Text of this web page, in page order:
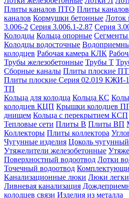
Плиты каналов ПТО Плиты
каналов Кормушки бетонные Лоток
3.006-2 Серия 3.006.1-2.87 Серия
Колодцы Кольца опорные
Колодцы водосточные
колодцев Рабочая камера КЛК
Трубы железобетонные Трубы Т
Сборные каналы Плиты плоские
Плиты плоские Серия 02.019 КЖИ-
ТП
Кольца для колодца Кольца КС
колодцев КЦП Крышки колодцев
днищем Кольца с перекрытием КСП
Тепловые сети Плиты В Плиты ВП
Коллекторы Плиты коллектора
Чугунные изделия Цоколь чугунный
Утяжелители железобетонные
Поверхностный водоотвод Лотки
Точечный водоотвод
Канализационные люки Люки
Ливневая канализация
колодцев связи Изделия из металла